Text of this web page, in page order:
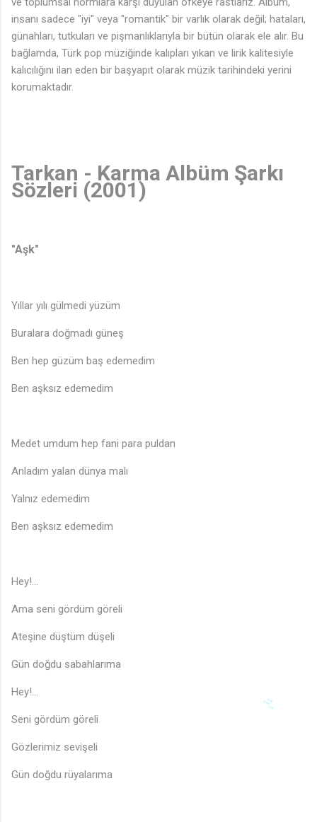
insanı sadece "iyi" veya "romantik" bir varlık olarak değil; hataları,
günahları, tutkuları ve pişmanlıklarıyla bir bütün olarak ele alır. Bu
bağlamda, Türk pop müziğinde kalıpları yıkan ve lirik kalitesiyle
kalıcılığını ilan eden bir başyapıt olarak müzik tarihindeki yerini
korumaktadır.
Tarkan - Karma Albüm Şarkı
Sözleri (2001)
"Aşk"
Yıllar yılı gülmedi yüzüm
Buralara doğmadı güneş
Ben hep güzüm baş edemedim
Ben aşksız edemedim
Medet umdum hep fani para puldan
Anladım yalan dünya malı
Yalnız edemedim
Ben aşksız edemedim
Hey!...
Ama seni gördüm göreli
Ateşine düştüm düşeli
Gün doğdu sabahlarıma
Hey!...
Seni gördüm göreli
Gözlerimiz sevişeli
Gün doğdu rüyalarıma